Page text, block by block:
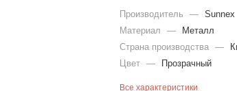
Производитель — Sunnex
Материал
—
Металл
Страна производства —
Цвет — Прозрачный
Все характеристики